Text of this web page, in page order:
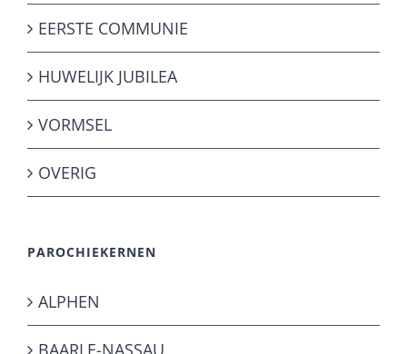
EERSTE COMMUNIE
HUWELIJK JUBILEA
VORMSEL
OVERIG
PAROCHIEKERNEN
ALPHEN
BAARLE-NASSAU